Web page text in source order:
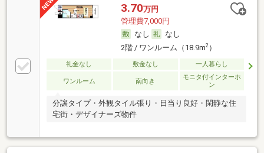
3.70万円
管理費7,000円
なし
なし
2階 / ワンルーム（18.9m2）
礼金なし 敷金なし 一人暮らし
ワンルーム 南向き
モニタ付インターホ
ン
分譲タイプ・外観タイル張り・日当り良好・閑静な住
宅街・デザイナーズ物件